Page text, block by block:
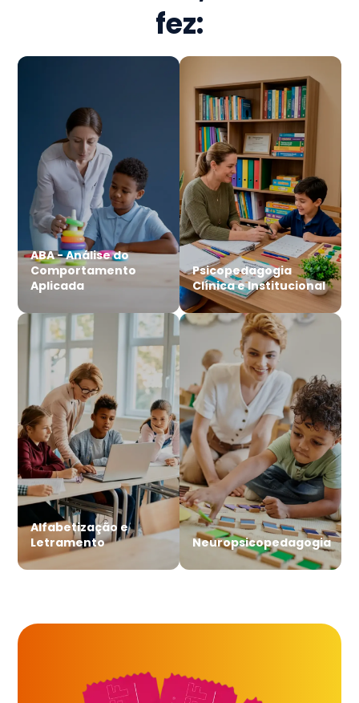
fez:
ABA - Análise do
Comportamento
Aplicada
Psicopedagogia
Clínica e Institucional
Alfabetização e
Letramento
Neuropsicopedagogia